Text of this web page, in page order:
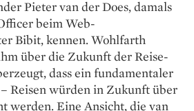
Pieter van der Does, damals
beim Web-
Bibit, kennen. Wohlfarth
über die Zukunft der Reise­
dass ein fundamentaler
Reisen würden in Zukunft über
werden. Eine Ansicht, die van